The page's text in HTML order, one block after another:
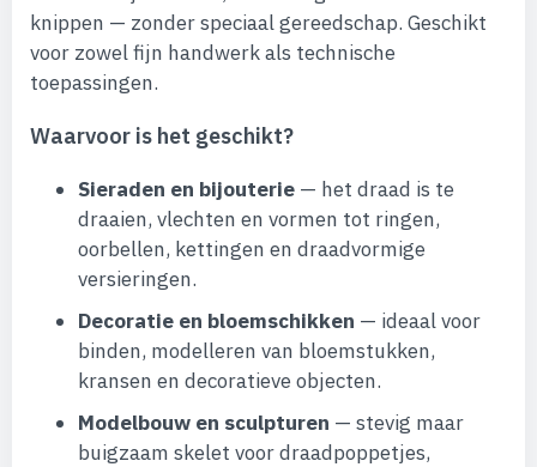
knippen — zonder speciaal gereedschap. Geschikt
voor zowel fijn handwerk als technische
toepassingen.
Waarvoor is het geschikt?
Sieraden en bijouterie — het draad is te
draaien, vlechten en vormen tot ringen,
oorbellen, kettingen en draadvormige
versieringen.
Decoratie en bloemschikken — ideaal voor
binden, modelleren van bloemstukken,
kransen en decoratieve objecten.
Modelbouw en sculpturen — stevig maar
buigzaam skelet voor draadpoppetjes,